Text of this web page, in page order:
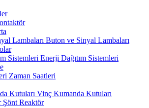
Buton ve Sinyal Lambaları
Enerji Dağıtım Sistemleri
Zaman Saatleri
Vinç Kumanda Kutuları
Şönt Reaktör